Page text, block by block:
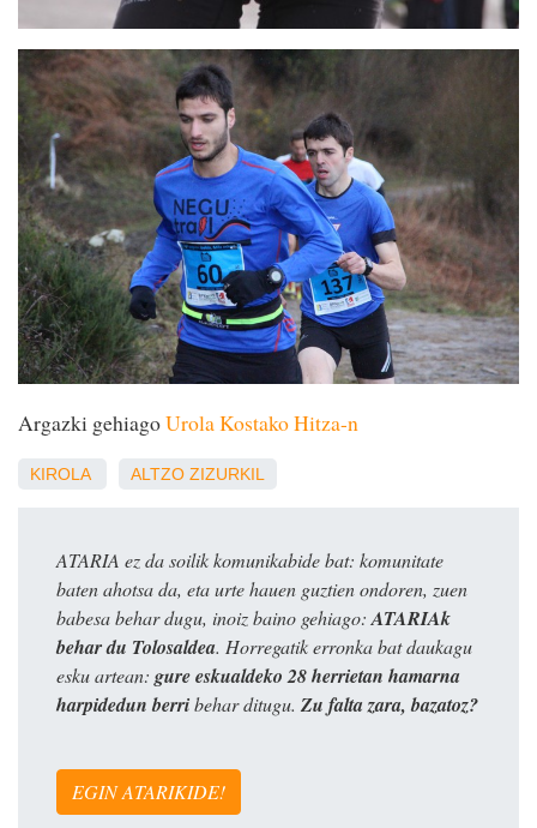
Argazki gehiagoUrola Kostako Hitza-n
KIROLA ALTZO ZIZURKIL
ATARIA ez da soilik komunikabide bat: komunitate
baten ahotsa da, eta urte hauen guztien ondoren, zuen
babesa behar dugu, inoiz baino gehiago:ATARIAk
behar du Tolosaldea. Horregatik erronka bat daukagu
esku artean: gure eskualdeko 28 herrietan hamarna
harpidedun berribehar ditugu. Zu falta zara, bazatoz?
EGIN ATARIKIDE!